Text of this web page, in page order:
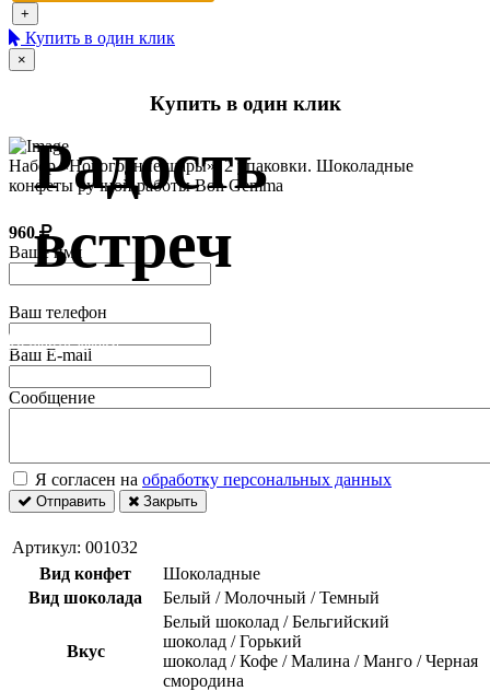
Радость
встреч
Оставить заявку
+
Купить в один клик
×
Купить в один клик
Набор «Новогодние шары», 2 упаковки. Шоколадные
конфеты ручной работы Bon Gemma
960
Ваше имя
Ваш телефон
Ваш E-mail
Сообщение
Я согласен на обработку персональных данных
Отправить Закрыть
Артикул: 001032
Вид конфет
Шоколадные
Вид шоколада
Белый / Молочный / Темный
Вкус
Белый шоколад / Бельгийский
шоколад / Горький
шоколад / Кофе / Малина / Манго / Черная
смородина